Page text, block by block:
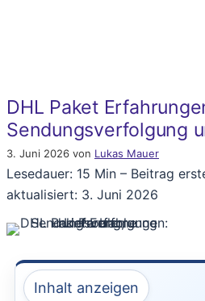
DHL Paket
Sendungsverfolgung
3. Juni 2026 von Lukas Mauer
Lesedauer: 15 Min – Beitrag
aktualisiert: 3. Juni 2026
Inhalt anzeigen